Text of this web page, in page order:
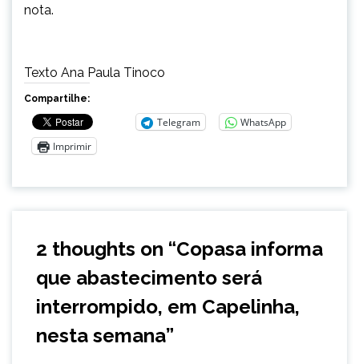
nota.
Texto Ana Paula Tinoco
Compartilhe:
Telegram
WhatsApp
Imprimir
2 thoughts on “Copasa informa
que abastecimento será
interrompido, em Capelinha,
nesta semana”